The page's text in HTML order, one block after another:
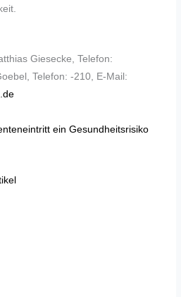
Giesecke, Telefon:
Telefon: -210, E-Mail:
ein Gesundheitsrisiko